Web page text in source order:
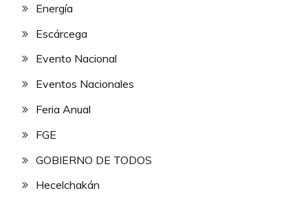
Energía
Escárcega
Evento Nacional
Eventos Nacionales
Feria Anual
FGE
GOBIERNO DE TODOS
Hecelchakán